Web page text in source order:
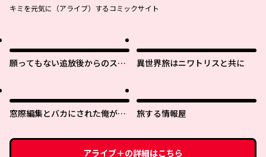
キミを元気に（アライブ）するコミックサイト
願ってもない追放後からのスロ
り行きで美少女ギャルの師匠に
なったらなぜかめちゃくちゃ懐
かれた〜
異世界旅はニワトリスと共に
窓際編集とバカにされた俺が、
た
旅する情報屋
アライブ＋の詳細はこちら